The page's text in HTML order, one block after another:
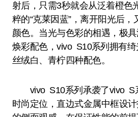
射后，只需3秒就会从泛着橙色
粹的“克莱因蓝”，离开阳光后
颜色。当光与色彩的相遇，极
焕彩配色，vivo S10系列拥有绮
丝绒白、青柠四种配色。
vivo S10系列承袭了vivo S
时尚定位，直边式金属中框设